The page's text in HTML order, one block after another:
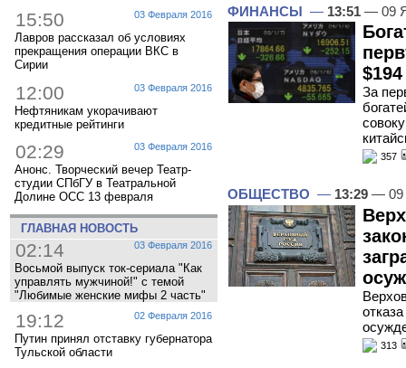
03 Февраля 2016
15:50
Лавров рассказал об условиях
прекращения операции ВКС в
Сирии
03 Февраля 2016
12:00
Нефтяникам укорачивают
кредитные рейтинги
03 Февраля 2016
02:29
Анонс. Творческий вечер Театр-
студии СПбГУ в Театральной
Долине ОСС 13 февраля
ГЛАВНАЯ НОВОСТЬ
03 Февраля 2016
02:14
Восьмой выпуск ток-сериала "Как
управлять мужчиной!" с темой
"Любимые женские мифы 2 часть"
02 Февраля 2016
19:12
Путин принял отставку губернатора
Тульской области
ФИНАНСЫ — 13:51 — 09
За
357
ОБЩЕСТВО — 13:29 — 09
313